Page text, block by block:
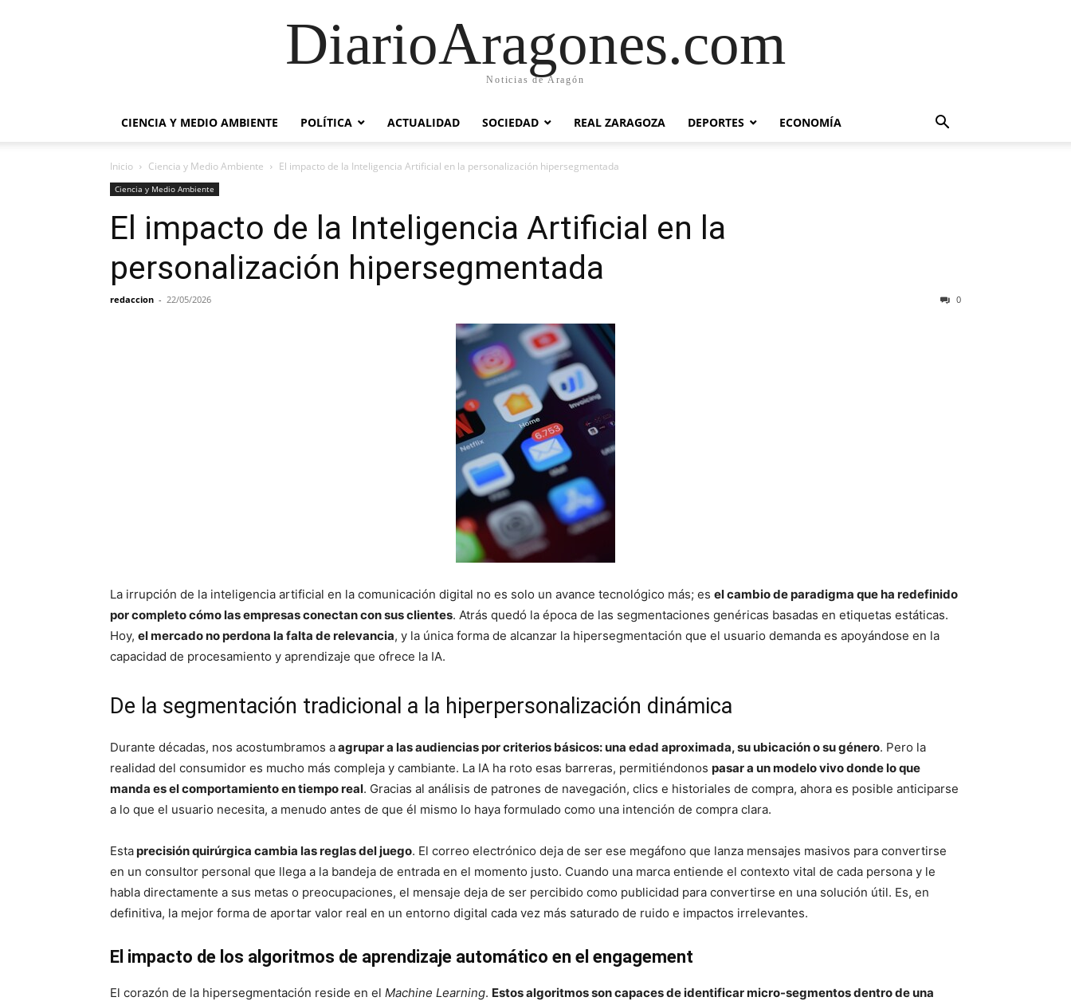
DiarioAragones.com
Noticias de Aragón
CIENCIA Y MEDIO AMBIENTE POLÍTICA ACTUALIDAD SOCIEDAD REAL ZARAGOZA DEPORTES ECONOMÍA
Inicio Ciencia y Medio Ambiente El impacto de la Inteligencia Artificial en la personalización hipersegmentada
Ciencia y Medio Ambiente
El impacto de la Inteligencia Artificial en la
personalización hipersegmentada
redaccion - 22/05/2026 0
La irrupción de la inteligencia artificial en la comunicación digital no es solo un avance tecnológico más; es el cambio de paradigma que ha redefinido
por completo cómo las empresas conectan con sus clientes. Atrás quedó la época de las segmentaciones genéricas basadas en etiquetas estáticas.
Hoy, el mercado no perdona la falta de relevancia, y la única forma de alcanzar la hipersegmentación que el usuario demanda es apoyándose en la
capacidad de procesamiento y aprendizaje que ofrece la IA.
De la segmentación tradicional a la hiperpersonalización dinámica
Durante décadas, nos acostumbramos aagrupar a las audiencias por criterios básicos: una edad aproximada, su ubicación o su género. Pero la
realidad del consumidor es mucho más compleja y cambiante. La IA ha roto esas barreras, permitiéndonos pasar a un modelo vivo donde lo que
manda es el comportamiento en tiempo real. Gracias al análisis de patrones de navegación, clics e historiales de compra, ahora es posible anticiparse
a lo que el usuario necesita, a menudo antes de que él mismo lo haya formulado como una intención de compra clara.
Estaprecisión quirúrgica cambia las reglas del juego. El correo electrónico deja de ser ese megáfono que lanza mensajes masivos para convertirse
en un consultor personal que llega a la bandeja de entrada en el momento justo. Cuando una marca entiende el contexto vital de cada persona y le
habla directamente a sus metas o preocupaciones, el mensaje deja de ser percibido como publicidad para convertirse en una solución útil. Es, en
definitiva, la mejor forma de aportar valor real en un entorno digital cada vez más saturado de ruido e impactos irrelevantes.
El impacto de los algoritmos de aprendizaje automático en el engagement
El corazón de la hipersegmentación reside en el Machine Learning. Estos algoritmos son capaces de identificar micro-segmentos dentro de una